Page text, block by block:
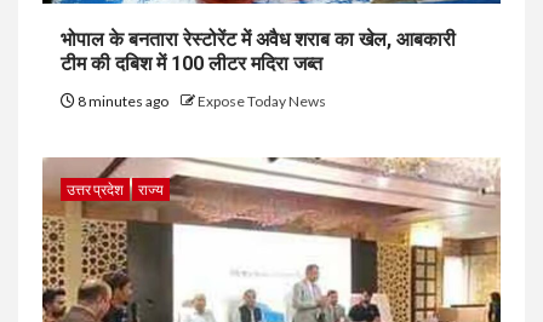
भोपाल के बनतारा रेस्टोरेंट में अवैध शराब का खेल, आबकारी
टीम की दबिश में 100 लीटर मदिरा जब्त
8 minutes ago Expose Today News
उत्तर प्रदेश राज्य